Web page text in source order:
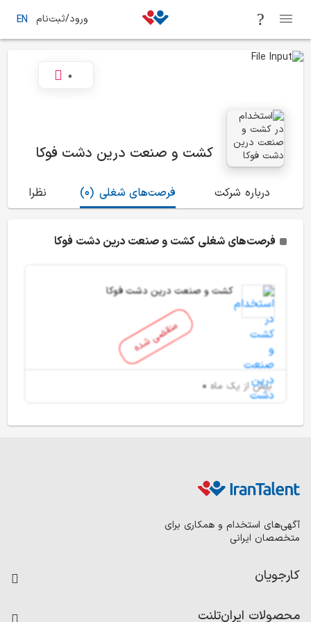
ورود/ثبت‌نام EN
کشت و صنعت درین دشت فوکا
0
درباره شرکت (0) فرصت‌های شغلی نظرات
فرصت‌های شغلی کشت و صنعت درین دشت فوکا
منقضی شده
کشت و صنعت درین دشت فوکا
بیش از یک ماه
آگهی‌های استخدام و همکاری برای
متخصصان ایرانی
کارجویان
محصولات ایران‌تلنت